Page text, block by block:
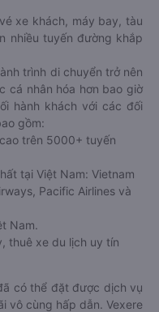
xe khách, máy bay, tàu
nhiều tuyến đường khắp
trình di chuyển trở nên
cá nhân hóa hơn bao giờ
hành khách với các đối
gồm:
trên 5000+ tuyến
tại Việt Nam: Vietnam
Pacific Airlines và
Nam.
thuê xe du lịch uy tín
có thể đặt được dịch vụ
vô cùng hấp dẫn. Vexere